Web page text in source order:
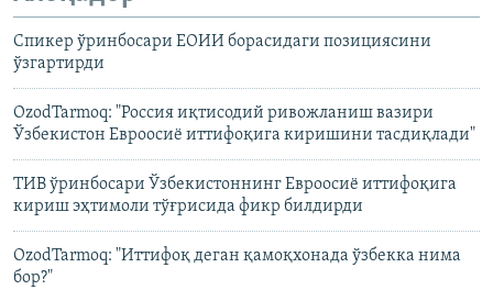
Спикер ўринбосари ЕОИИ борасидаги позициясини
ўзгартирди
OzodTarmoq: "Россия иқтисодий ривожланиш вазири
Ўзбекистон Евроосиё иттифоқига киришини тасдиқлади"
ТИВ ўринбосари Ўзбекистоннинг Евроосиё иттифоқига
кириш эҳтимоли тўғрисида фикр билдирди
OzodTarmoq: "Иттифоқ деган қамоқхонада ўзбекка нима
бор?"